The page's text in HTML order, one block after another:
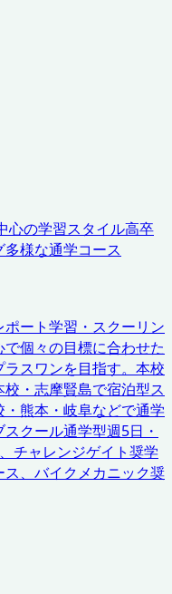
心の学習スタイル高卒
多様な通学コース
ート学習・スクーリン
個々の目標に合わせた
スワンを目指す。本校
・志摩賢島で宿泊型ス
熊本・岐阜などで通学
クール通学型週5日・
チャレンジゲイト奨学
、バイクメカニック奨